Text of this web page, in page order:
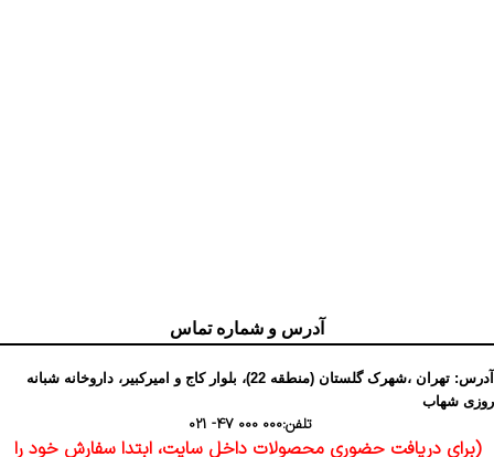
آدرس و شماره تماس
آدرس: تهران ،شهرک گلستان (منطقه 22)، بلوار کاج و امیرکبیر، داروخانه شبانه
روزی شهاب
تلفن:000 000 47- 021
(برای دریافت حضوری محصولات داخل سایت، ابتدا سفارش خود را